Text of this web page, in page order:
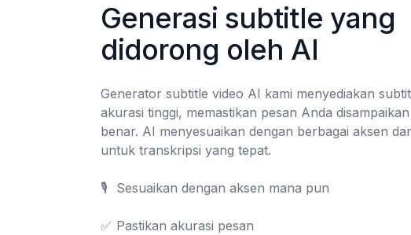
Generasi subtitle yang
didorong oleh AI
Generator subtitle video AI kami menyediakan
akurasi tinggi, memastikan pesan Anda
benar. AI menyesuaikan dengan berbagai aksen
untuk transkripsi yang tepat.
🎙️	Sesuaikan dengan aksen mana pun
✅	Pastikan akurasi pesan